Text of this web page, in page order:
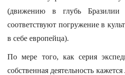
(движению в глубь
соответствуют погружение в
в себе европейца).
По мере того, как серия
собственная деятельность